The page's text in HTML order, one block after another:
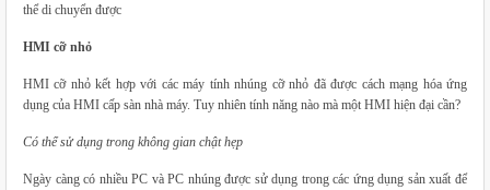
thể di chuyển được
HMI cỡ nhỏ
HMI cỡ nhỏ kết hợp với các máy tính nhúng cỡ nhỏ đã được cách mạng hóa ứng
dụng của HMI cấp sàn nhà máy. Tuy nhiên tính năng nào mà một HMI hiện đại cần?
Có thể sử dụng trong không gian chật hẹp
Ngày càng có nhiều PC và PC nhúng được sử dụng trong các ứng dụng sản xuất để